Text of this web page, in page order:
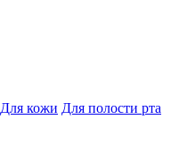
Для кожи Для полости рта